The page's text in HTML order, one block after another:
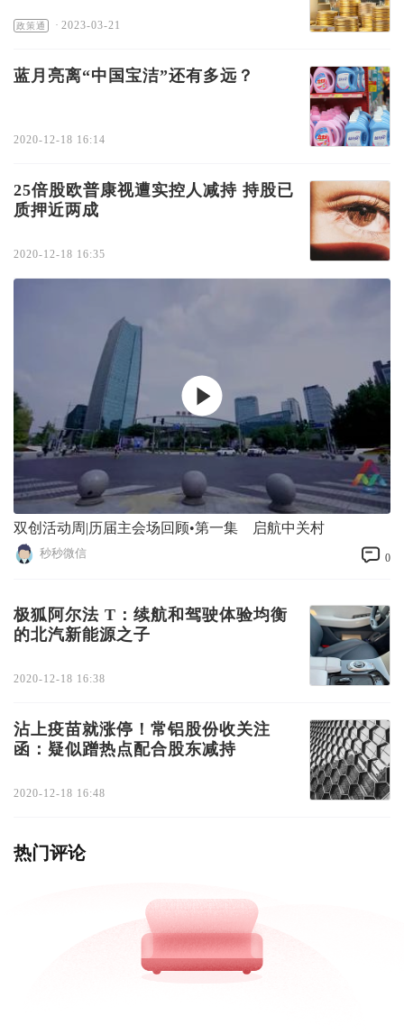
政策通 · 2023-03-21
蓝月亮离“中国宝洁”还有多远？
2020-12-18 16:14
25倍股欧普康视遭实控人减持 持股已
质押近两成
2020-12-18 16:35
双创活动周|历届主会场回顾•第一集 启航中关村
秒秒微信 0
极狐阿尔法 T：续航和驾驶体验均衡
的北汽新能源之子
2020-12-18 16:38
沾上疫苗就涨停！常铝股份收关注
函：疑似蹭热点配合股东减持
2020-12-18 16:48
热门评论